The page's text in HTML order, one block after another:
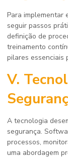
Para implementar
seguir passos
definição de
treinamento
pilares essenciais
V.
A tecnologia
segurança.
processos,
uma abordagem